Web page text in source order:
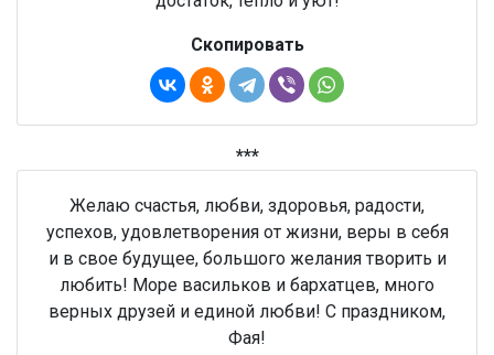
Скопировать
***
Желаю счастья, любви, здоровья, радости,
успехов, удовлетворения от жизни, веры в себя
и в свое будущее, большого желания творить и
любить! Море васильков и бархатцев, много
верных друзей и единой любви! С праздником,
Фая!